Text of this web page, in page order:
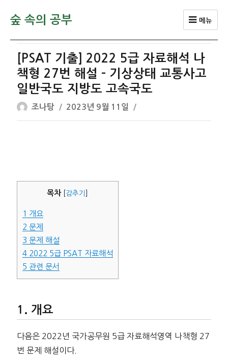
숲 속의 공부 메뉴
[PSAT 기출] 2022 5급 자료해석 나
책형 27번 해설 – 기상상태 교통사고
일반국도 지방도 고속국도
글
쓴
조나탕
작
성
2023년 9월 11일
목차 감추기
1 개요
2 문제
3 문제 해설
42022 5급 PSAT 자료해석
5 관련 문서
개요
다음은 2022년 국가공무원 5급 자료해석영역 나책형 27
번 문제 해설이다.